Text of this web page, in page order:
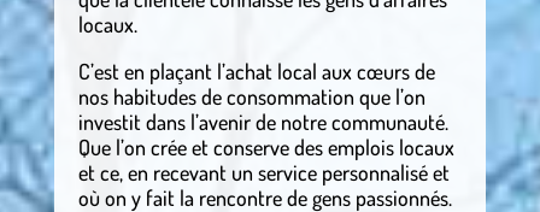
locaux.
C’est en plaçant l’achat local aux cœurs de
nos habitudes de consommation que l’on
investit dans l’avenir de notre communauté.
Que l’on crée et conserve des emplois locaux
et ce, en recevant un service personnalisé et
où on y fait la rencontre de gens passionnés.